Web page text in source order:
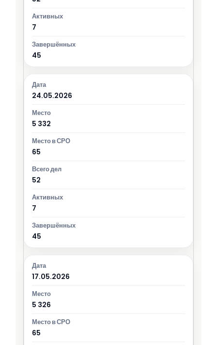
7
45
24.05.2026
5 332
65
52
7
45
17.05.2026
5 326
65